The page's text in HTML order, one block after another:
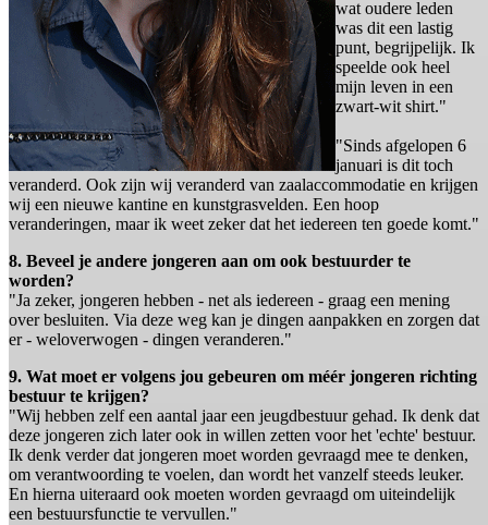
wat oudere leden
was dit een lastig
punt, begrijpelijk. Ik
speelde ook heel
mijn leven in een
zwart-wit shirt."
"Sinds afgelopen 6
januari is dit toch
veranderd. Ook zijn wij veranderd van zaalaccommodatie en krijgen
wij een nieuwe kantine en kunstgrasvelden. Een hoop
veranderingen, maar ik weet zeker dat het iedereen ten goede komt."
8. Beveel je andere jongeren aan om ook bestuurder te
worden?
"Ja zeker, jongeren hebben - net als iedereen - graag een mening
over besluiten. Via deze weg kan je dingen aanpakken en zorgen dat
er - weloverwogen - dingen veranderen."
9. Wat moet er volgens jou gebeuren om méér jongeren richting
bestuur te krijgen?
"Wij hebben zelf een aantal jaar een jeugdbestuur gehad. Ik denk dat
deze jongeren zich later ook in willen zetten voor het 'echte' bestuur.
Ik denk verder dat jongeren moet worden gevraagd mee te denken,
om verantwoording te voelen, dan wordt het vanzelf steeds leuker.
En hierna uiteraard ook moeten worden gevraagd om uiteindelijk
een bestuursfunctie te vervullen."